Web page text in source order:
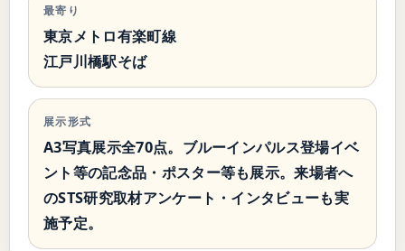
最寄り
東京メトロ有楽町線
江戸川橋駅そば
展示形式
A3写真展示全70点。ブルーインパルス登場イベ
ント等の記念品・ポスター等も展示。来場者へ
のSTS研究取材アンケート・インタビューも実
施予定。